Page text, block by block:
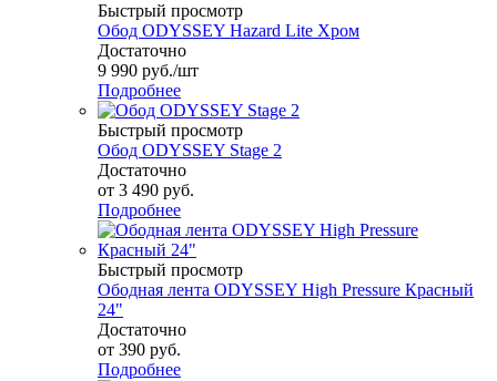
Быстрый просмотр
Обод ODYSSEY Hazard Lite Хром
Достаточно
9 990 руб./шт
Подробнее
Быстрый просмотр
Обод ODYSSEY Stage 2
Достаточно
от 3 490 руб.
Подробнее
Быстрый просмотр
Ободная лента ODYSSEY High Pressure Красный
24"
Достаточно
от 390 руб.
Подробнее